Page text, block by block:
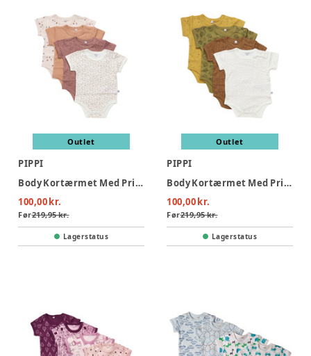
Outlet
PIPPI
Body Kortærmet Med Print 4-Pak - 433
100,00 kr.
Før219,95 kr.
Lagerstatus
Outlet
PIPPI
Body Kortærmet Med Print 4-Pak - 384
100,00 kr.
Før219,95 kr.
Lagerstatus